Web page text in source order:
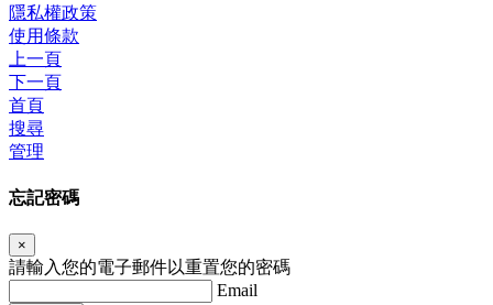
隱私權政策
使用條款
上一頁
下一頁
首頁
搜尋
管理
忘記密碼
×
請輸入您的電子郵件以重置您的密碼
Email